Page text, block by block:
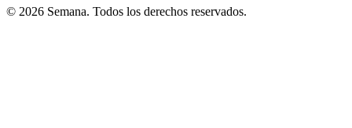
© 2026 Semana. Todos los derechos reservados.